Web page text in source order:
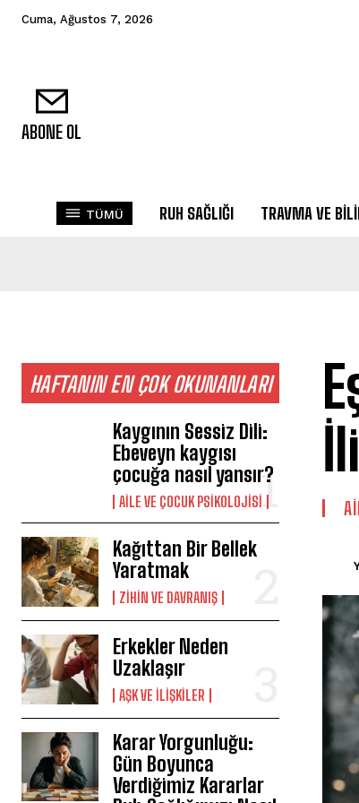
Cuma, Ağustos 7, 2026
ABONE OL
TÜMÜ RUH SAĞLIĞI TRAVMA VE
HAFTANIN EN ÇOK OKUNANLARI
Kaygının Sessiz Dili:
Ebeveyn kaygısı
çocuğa nasıl yansır?
AILE VE ÇOCUK PSIKOLOJISI
Kağıttan Bir Bellek
Yaratmak
⁠ZIHIN VE DAVRANIŞ
Erkekler Neden
Uzaklaşır
AŞK VE İLIŞKILER
Karar Yorgunluğu:
Gün Boyunca
Verdiğimiz Kararlar